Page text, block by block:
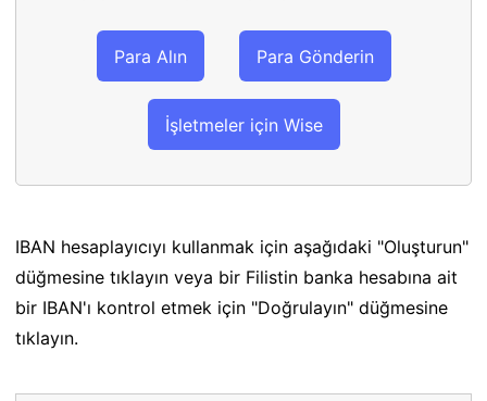
Para Alın Para Gönderin
İşletmeler için Wise
IBAN hesaplayıcıyı kullanmak için aşağıdaki "Oluşturun"
düğmesine tıklayın veya bir Filistin banka hesabına ait
bir IBAN'ı kontrol etmek için "Doğrulayın" düğmesine
tıklayın.